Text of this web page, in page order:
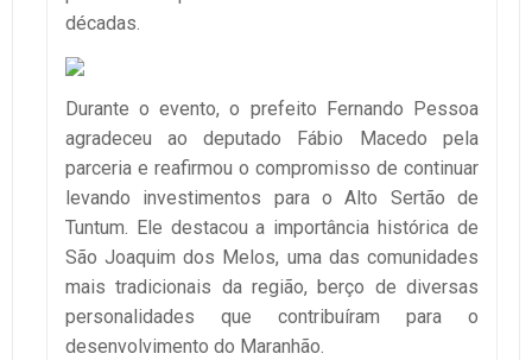
décadas.
Durante o evento, o prefeito Fernando Pessoa
agradeceu ao deputado Fábio Macedo pela
parceria e reafirmou o compromisso de continuar
levando investimentos para o Alto Sertão de
Tuntum. Ele destacou a importância histórica de
São Joaquim dos Melos, uma das comunidades
mais tradicionais da região, berço de diversas
personalidades que contribuíram para o
desenvolvimento do Maranhão.